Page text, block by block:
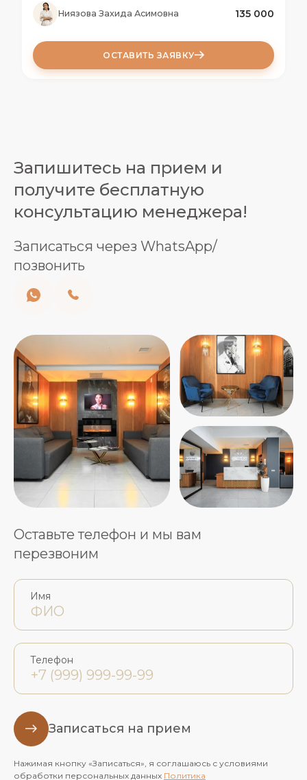
Ниязова Захида Асимовна 135 000
ОСТАВИТЬ ЗАЯВКУ
Запишитесь на прием и
получите бесплатную
консультацию менеджера!
Записаться через WhatsApp/
позвонить
Оставьте телефон и мы вам
перезвоним
Имя
Телефон
Записаться на прием
Нажимая кнопку «Записаться», я соглашаюсь с условиями
обработки персональных данных Политика